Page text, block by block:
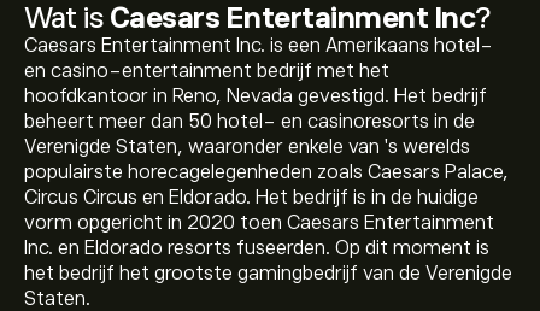
Wat is Caesars Entertainment Inc?
Caesars Entertainment Inc. is een Amerikaans hotel-
en casino-entertainment bedrijf met het
hoofdkantoor in Reno, Nevada gevestigd. Het bedrijf
beheert meer dan 50 hotel- en casinoresorts in de
Verenigde Staten, waaronder enkele van 's werelds
populairste horecagelegenheden zoals Caesars Palace,
Circus Circus en Eldorado. Het bedrijf is in de huidige
vorm opgericht in 2020 toen Caesars Entertainment
Inc. en Eldorado resorts fuseerden. Op dit moment is
het bedrijf het grootste gamingbedrijf van de Verenigde
Staten.